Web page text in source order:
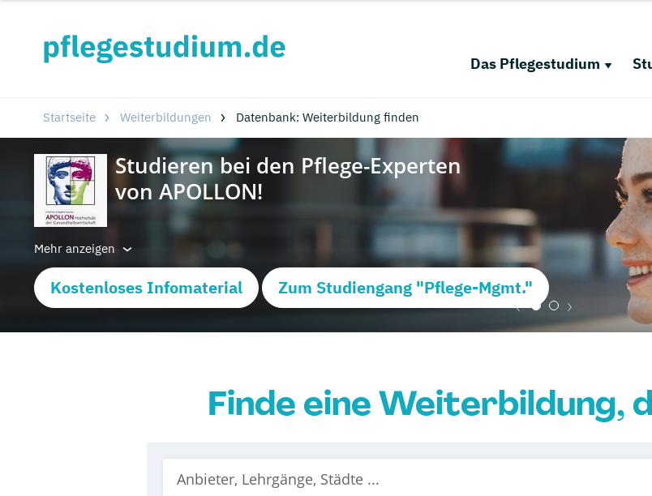
Das Pflegestudium
Startseite Weiterbildungen Datenbank: Weiterbildung finden
Mehr anzeigen
Kostenloses Infomaterial Zum Studiengang "Pflege-Mgmt."
Finde eine Weiterbildung,